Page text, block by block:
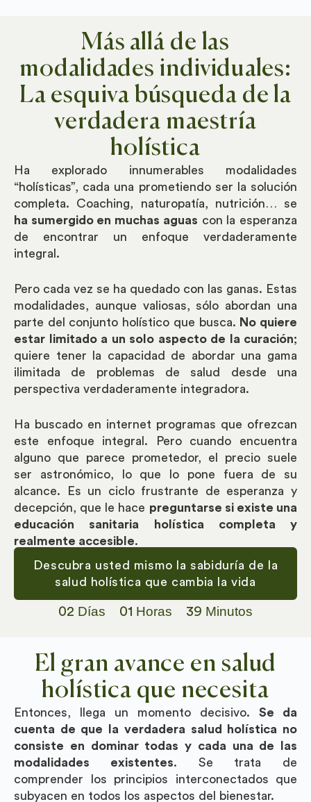
Más allá de las
modalidades individuales:
La esquiva búsqueda de la
verdadera maestría
holística
Ha explorado innumerables modalidades
“holísticas”, cada una prometiendo ser la solución
completa. Coaching, naturopatía, nutrición… se
ha sumergido en muchas aguas con la esperanza
de encontrar un enfoque verdaderamente
integral.
Pero cada vez se ha quedado con las ganas. Estas
modalidades, aunque valiosas, sólo abordan una
parte del conjunto holístico que busca. No quiere
estar limitado a un solo aspecto de la curación;
quiere tener la capacidad de abordar una gama
ilimitada de problemas de salud desde una
perspectiva verdaderamente integradora.
Ha buscado en internet programas que ofrezcan
este enfoque integral. Pero cuando encuentra
alguno que parece prometedor, el precio suele
ser astronómico, lo que lo pone fuera de su
alcance. Es un ciclo frustrante de esperanza y
decepción, que le hace preguntarse si existe una
educación sanitaria holística completa y
realmente accesible.
Descubra usted mismo la sabiduría de la
salud holística que cambia la vida
02 Días 01 Horas 39 Minutos
El gran avance en salud
holística que necesita
Entonces, llega un momento decisivo. Se da
cuenta de que la verdadera salud holística no
consiste en dominar todas y cada una de las
modalidades existentes. Se trata de
comprender los principios interconectados que
subyacen en todos los aspectos del bienestar.